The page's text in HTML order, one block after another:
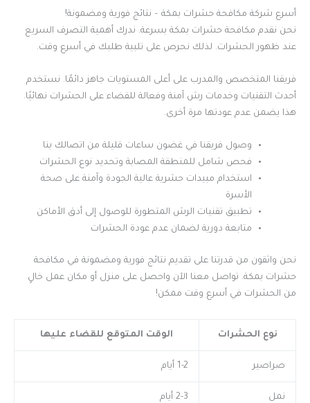
أسرع شركة مكافحة حشرات بمكة – نتائج فورية ومضمونة!
نحن نقدم مكافحة حشرات بمكة بسرعة. ندرك أهمية التصرف السريع
عند ظهور الحشرات. لذلك نحرص على تلبية طلبك في أسرع وقت.
فريقنا المتخصص والمدرب على أعلى المستويات جاهز دائمًا. نستخدم
أحدث التقنيات وخدمات رش آمنة وفعالة للقضاء على الحشرات نهائيًا.
هذا يضمن عدم عودتها مرة أخرى.
وصول فريقنا في غضون ساعات قليلة من اتصالك بنا
فحص شامل للمنطقة المصابة وتحديد نوع الحشرات
استخدام مبيدات حشرية عالية الجودة وآمنة على صحة
الأسرة
تطبيق تقنيات الرش المتطورة للوصول إلى أدق الأماكن
متابعة دورية لضمان عدم عودة الحشرات
نحن واثقون من قدرتنا على تقديم نتائج فورية ومضمونة في مكافحة
حشرات بمكة. تواصل معنا الآن واحصل على منزل أو مكان عمل خالٍ
من الحشرات في أسرع وقت ممكن!
نوع الحشرات الوقت المتوقع للقضاء عليها
صراصير 1-2 أيام
نمل 2-3 أيام